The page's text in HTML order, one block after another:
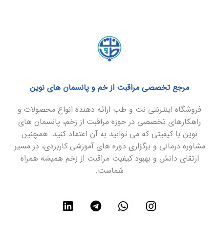
مرجع تخصصی مراقبت از خم و پانسمان های نوین
فروشگاه اینترنتی نت و طب ارائه دهنده انواع محصولات و
راهکارهای تخصصی در حوزه مراقبت از زخم، پانسمان های
نوین با کیفیتی که می توانید به آن اعتماد کنید. همچنین
مشاوره درمانی و برگزاری دوره های آموزشی کاربردی، در مسیر
ارتقای دانش و بهبود کیفیت مراقبت از زخم همیشه همراه
شماست.